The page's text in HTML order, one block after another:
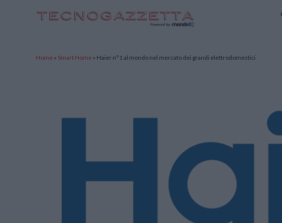
Home » Smart Home » Haier n°1 al mondo nel mercato dei grandi elettrodomestici